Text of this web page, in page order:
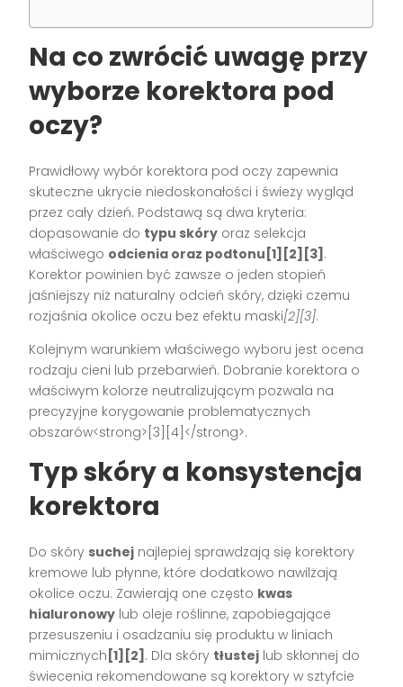
Na co zwrócić uwagę przy
wyborze korektora pod
oczy?
Prawidłowy wybór korektora pod oczy zapewnia
skuteczne ukrycie niedoskonałości i świeży wygląd
przez cały dzień. Podstawą są dwa kryteria:
dopasowanie do typu skóry oraz selekcja
właściwego odcienia oraz podtonu [1][2][3] .
Korektor powinien być zawsze o jeden stopień
jaśniejszy niż naturalny odcień skóry, dzięki czemu
rozjaśnia okolice oczu bez efektu maski[2][3].
Kolejnym warunkiem właściwego wyboru jest ocena
rodzaju cieni lub przebarwień. Dobranie korektora o
właściwym kolorze neutralizującym pozwala na
precyzyjne korygowanie problematycznych
obszarów<strong>[3][4]</strong>.
Typ skóry a konsystencja
korektora
Do skóry suchej najlepiej sprawdzają się korektory
kremowe lub płynne, które dodatkowo nawilżają
okolice oczu. Zawierają one często kwas
hialuronowy lub oleje roślinne, zapobiegające
przesuszeniu i osadzaniu się produktu w liniach
mimicznych [1][2] . Dla skóry tłustej lub skłonnej do
świecenia rekomendowane są korektory w sztyfcie